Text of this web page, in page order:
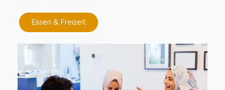
Essen & Freizeit